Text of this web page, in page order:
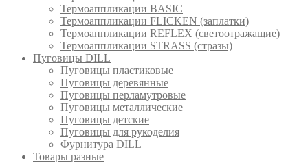
Термоаппликации BASIC
Термоаппликации FLICKEN (заплатки)
Термоаппликации REFLEX (светоотражащие)
Термоаппликации STRASS (стразы)
Пуговицы DILL
Пуговицы пластиковые
Пуговицы деревянные
Пуговицы перламутровые
Пуговицы металлические
Пуговицы детские
Пуговицы для рукоделия
Фурнитура DILL
Товары разные